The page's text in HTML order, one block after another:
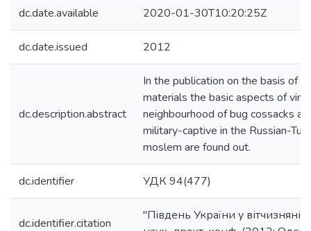
dc.date.available 2020-01-30T10:20:25Z
dc.date.issued 2012
dc.description.abstract
In the publication on the basis of
materials the basic aspects of
neighbourhood of bug cossacks
military-captive in the Russian-
moslem are found out.
dc.identifier УДК 94(477)
dc.identifier.citation
"Південь України у вітчизняній